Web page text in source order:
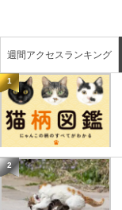
週間アクセスランキング
1
2